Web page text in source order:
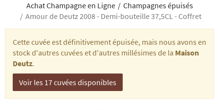
Achat Champagne en Ligne
Champagnes épuisés
Amour de Deutz 2008 - Demi-bouteille 37,5CL - Coffret
Cette cuvée est définitivement épuisée, mais nous avons en
stock d'autres cuvées et d'autres millésimes de la Maison
Deutz.
Voir les 17 cuvées disponibles